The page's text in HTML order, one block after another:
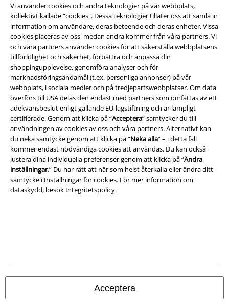
Vi använder cookies och andra teknologier på vår webbplats,
kollektivt kallade “cookies". Dessa teknologier tillåter oss att samla in
information om användare, deras beteende och deras enheter. Vissa
cookies placeras av oss, medan andra kommer från våra partners. Vi
och våra partners använder cookies för att säkerställa webbplatsens
tillförlitlighet och säkerhet, förbättra och anpassa din
shoppingupplevelse, genomföra analyser och för
marknadsföringsändamål (t.ex. personliga annonser) på vår
webbplats, i sociala medier och på tredjepartswebbplatser. Om data
överförs till USA delas den endast med partners som omfattas av ett
adekvansbeslut enligt gällande EU-lagstiftning och är lämpligt
certifierade. Genom att klicka på “Acceptera” samtycker du till
användningen av cookies av oss och våra partners. Alternativt kan
du neka samtycke genom att klicka på “Neka alla” – i detta fall
kommer endast nödvändiga cookies att användas. Du kan också
justera dina individuella preferenser genom att klicka på “Ändra
inställningar.” Du har rätt att när som helst återkalla eller ändra ditt
samtycke i Inställningar för cookies. För mer information om
dataskydd, besök Integritetspolicy.
Acceptera
Juridisk information/Villkor
Villkor
Om oss
Ladda ner villkoren
Avfallshantering och miljöskydd
Försäkran om överensstämmelse
Information om tillgänglighet